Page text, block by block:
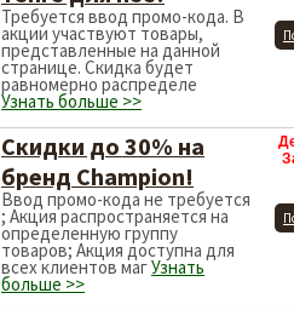
Требуется ввод промо-кода. В
акции участвуют товары,
представленные на данной
странице. Скидка будет
равномерно распределе
Узнать больше >>
Скидки до 30% на
бренд Champion!
Ввод промо-кода не требуется
; Акция распространяется на
определенную группу
товаров; Акция доступна для
всех клиентов магУзнать
больше >>